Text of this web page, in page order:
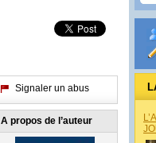
Signaler un abus
A propos de l’auteur